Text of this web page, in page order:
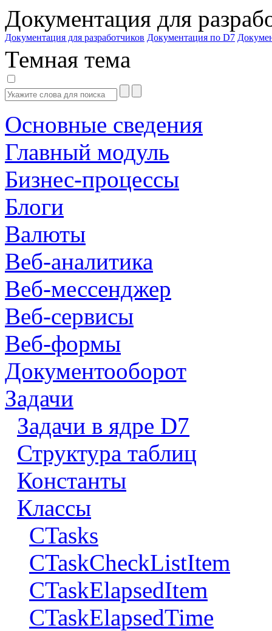
Документация для
Документация для разработчиков Документация по D7
Темная тема
Основные сведения
Главный модуль
Бизнес-процессы
Блоги
Валюты
Веб-аналитика
Веб-мессенджер
Веб-сервисы
Веб-формы
Документооборот
Задачи
Задачи в ядре D7
Структура таблиц
Константы
Классы
CTasks
CTaskCheckListItem
CTaskElapsedItem
CTaskElapsedTime